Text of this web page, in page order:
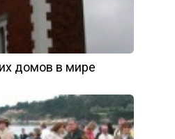
домов в мире